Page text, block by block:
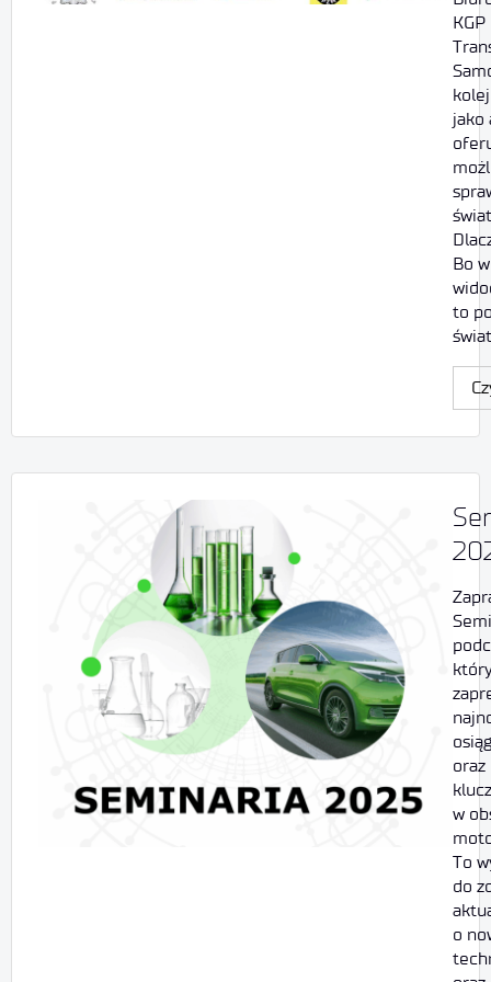
jako
Bo
to
oraz
w
To
do
o